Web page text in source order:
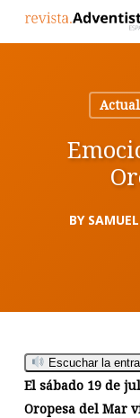
BY
Escuchar la
El sábado 19 de
Oropesa del Mar